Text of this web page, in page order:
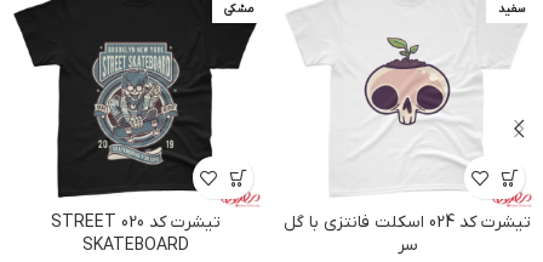
سفید
تیشرت کد 024 اسکلت فانتزی با گل
سر
مشکی
تیشرت کد 020 STREET
SKATEBOARD